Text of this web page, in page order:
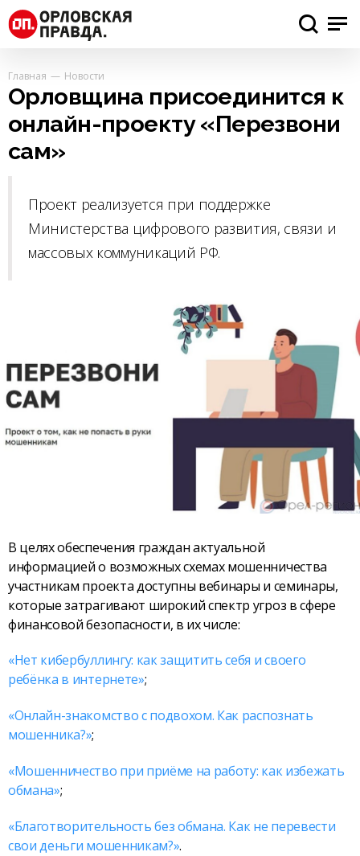
Главная Новости
Орловщина присоединится к
онлайн-проекту «Перезвони
сам»
Проект реализуется при поддержке
Министерства цифрового развития, связи и
массовых коммуникаций РФ.
В целях обеспечения граждан актуальной
информацией о возможных схемах мошенничества
участникам проекта доступны вебинары и семинары,
которые затрагивают широкий спектр угроз в сфере
финансовой безопасности, в их числе:
«Нет кибербуллингу: как защитить себя и своего
ребёнка в интернете»;
«Онлайн-знакомство с подвохом. Как распознать
мошенника?»;
«Мошенничество при приёме на работу: как избежать
обмана»;
«Благотворительность без обмана. Как не перевести
свои деньги мошенникам?».